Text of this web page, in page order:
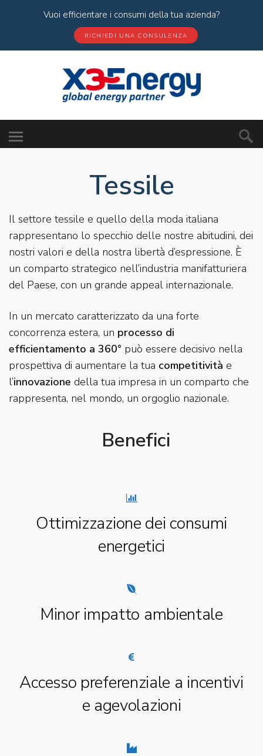
Vuoi efficientare i consumi della tua azienda?
RICHIEDI UNA CONSULENZA
Tessile
Il settore tessile e quello della moda italiana
rappresentano lo specchio delle nostre abitudini, dei
nostri valori e della nostra libertà d’espressione. È
un comparto strategico nell’industria manifatturiera
del Paese, con un grande appeal internazionale.
In un mercato caratterizzato da una forte
concorrenza estera, un processo di
efficientamento a 360° può essere decisivo nella
prospettiva di aumentare la tua competitività e
l’innovazione della tua impresa in un comparto che
rappresenta, nel mondo, un orgoglio nazionale.
Benefici
Ottimizzazione dei consumi
energetici
Minor impatto ambientale
Accesso preferenziale a incentivi
e agevolazioni